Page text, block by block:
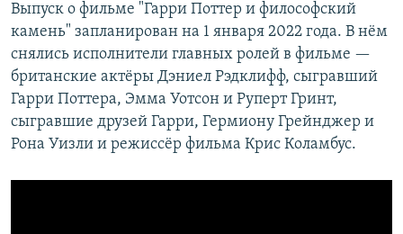
Выпуск о фильме "Гарри Поттер и философский
камень" запланирован на 1 января 2022 года. В нём
снялись исполнители главных ролей в фильме —
британские актёры Дэниел Рэдклифф, сыгравший
Гарри Поттера, Эмма Уотсон и Руперт Гринт,
сыгравшие друзей Гарри, Гермиону Грейнджер и
Рона Уизли и режиссёр фильма Крис Коламбус.